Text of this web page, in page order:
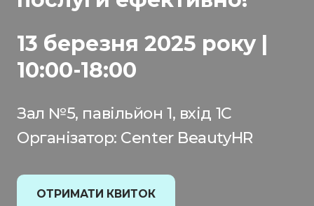
13 березня 2025 року |
10:00-18:00
Зал №5, павільйон 1, вхід 1С
Організатор: Center BeautyHR
ОТРИМАТИ КВИТОК